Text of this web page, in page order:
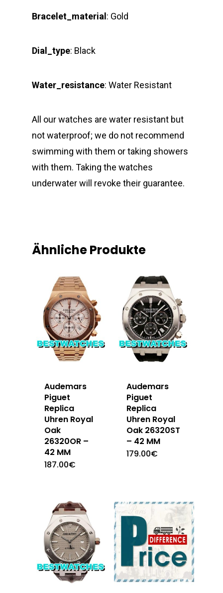
Bracelet_material: Gold
Dial_type: Black
Water_resistance: Water Resistant
All our watches are water resistant but
not waterproof; we do not recommend
swimming with them or taking showers
with them. Taking the watches
underwater will revoke their guarantee.
Ähnliche Produkte
Audemars
Piguet
Replica
Uhren Royal
Oak
26320OR –
42 MM
187.00€
Audemars
Piguet
Replica
Uhren Royal
Oak 26320ST
– 42 MM
179.00€